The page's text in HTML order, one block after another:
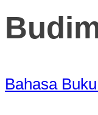
Bahasa Buku